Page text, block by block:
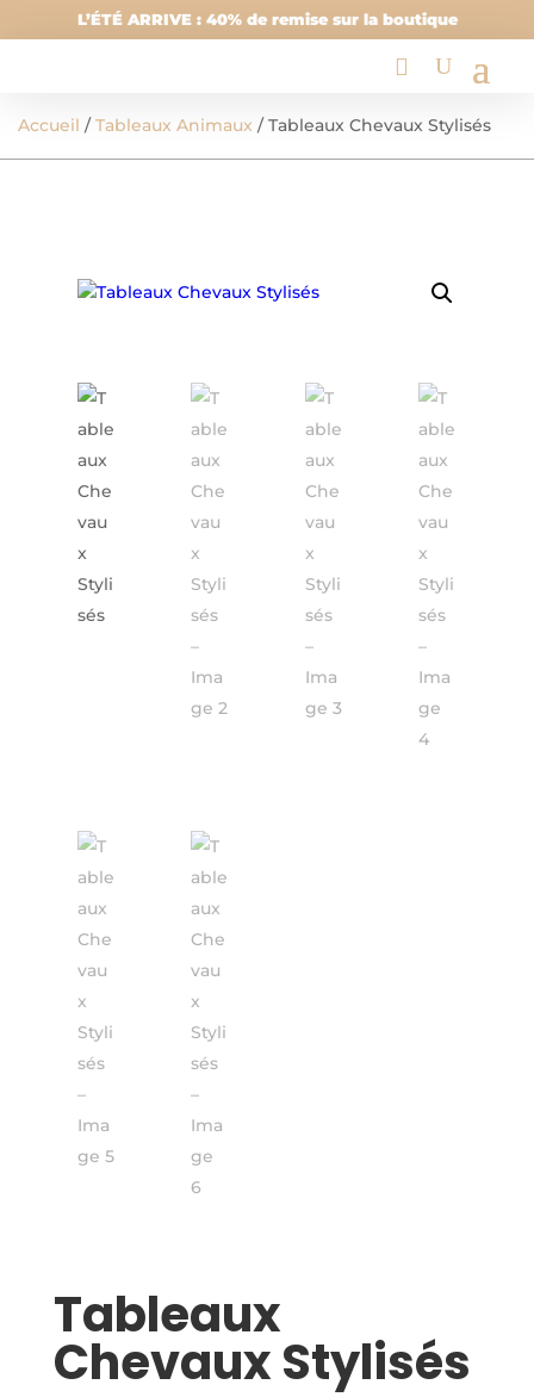
L’ÉTÉ ARRIVE : 40% de remise sur la boutique
Accueil /Tableaux Animaux / Tableaux Chevaux Stylisés
Tableaux
Chevaux Stylisés